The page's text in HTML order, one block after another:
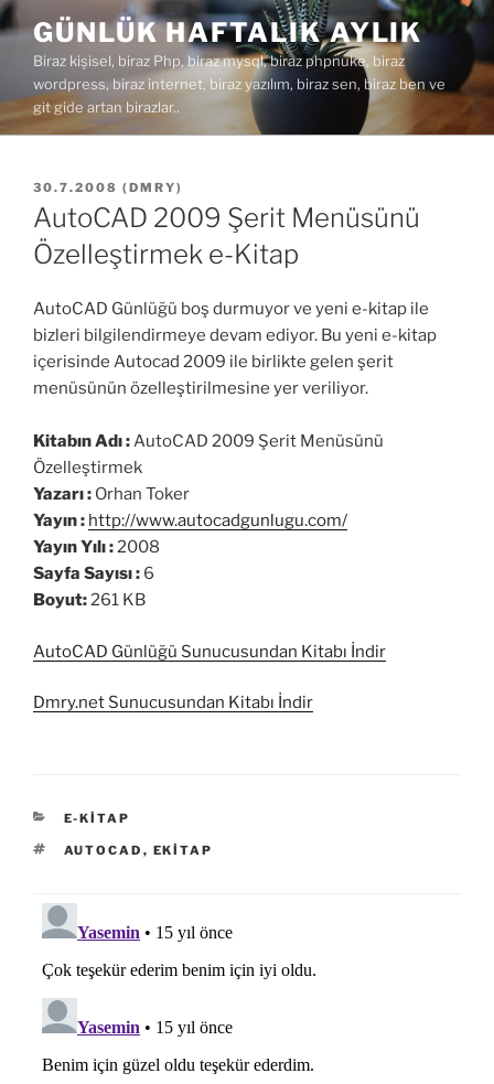
İçeriğe
geç
GÜNLÜK HAFTALIK AYLIK
Biraz kişisel, biraz Php, biraz mysql, biraz phpnuke, biraz
wordpress, biraz internet, biraz yazılım, biraz sen, biraz ben ve
git gide artan birazlar..
YAYIM
TARIHI
30.7.2008 ( DMRY)
AutoCAD 2009 Şerit Menüsünü
Özelleştirmek e-Kitap
AutoCAD Günlüğü boş durmuyor ve yeni e-kitap ile
bizleri bilgilendirmeye devam ediyor. Bu yeni e-kitap
içerisinde Autocad 2009 ile birlikte gelen şerit
menüsünün özelleştirilmesine yer veriliyor.
Kitabın Adı :AutoCAD 2009 Şerit Menüsünü
Özelleştirmek
Yazarı : Orhan Toker
Yayın : http://www.autocadgunlugu.com/
Yayın Yılı :2008
Sayfa Sayısı : 6
Boyut:261 KB
AutoCAD Günlüğü Sunucusundan Kitabı İndir
Dmry.net Sunucusundan Kitabı İndir
KATEGORILER
E-KITAP
ETIKETLER
AUTOCAD , EKITAP